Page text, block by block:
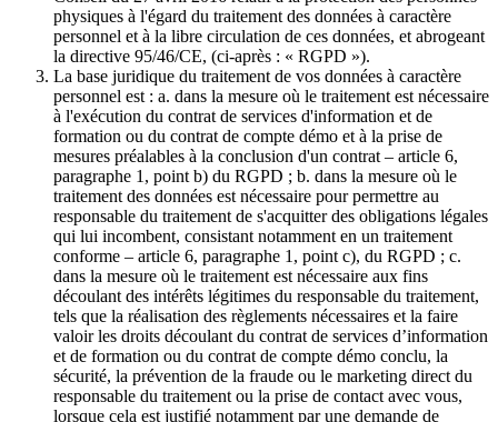
physiques à l'égard du traitement des données à caractère
personnel et à la libre circulation de ces données, et abrogeant
la directive 95/46/CE, (ci-après : « RGPD »).
La base juridique du traitement de vos données à caractère
personnel est : a. dans la mesure où le traitement est nécessaire
à l'exécution du contrat de services d'information et de
formation ou du contrat de compte démo et à la prise de
mesures préalables à la conclusion d'un contrat – article 6,
paragraphe 1, point b) du RGPD ; b. dans la mesure où le
traitement des données est nécessaire pour permettre au
responsable du traitement de s'acquitter des obligations légales
qui lui incombent, consistant notamment en un traitement
conforme – article 6, paragraphe 1, point c), du RGPD ; c.
dans la mesure où le traitement est nécessaire aux fins
découlant des intérêts légitimes du responsable du traitement,
tels que la réalisation des règlements nécessaires et la faire
valoir les droits découlant du contrat de services d’information
et de formation ou du contrat de compte démo conclu, la
sécurité, la prévention de la fraude ou le marketing direct du
responsable du traitement ou la prise de contact avec vous,
lorsque cela est justifié notamment par une demande de